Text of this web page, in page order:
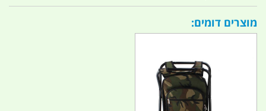
מוצרים דומים: